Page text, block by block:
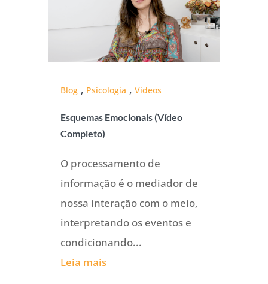
Blog , Psicologia , Vídeos
Esquemas Emocionais (Vídeo
Completo)
O processamento de
informação é o mediador de
nossa interação com o meio,
interpretando os eventos e
condicionando...
Leia mais